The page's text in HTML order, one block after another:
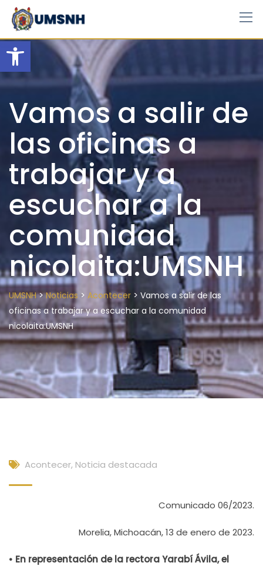
Open toolbar
Skip
content
Vamos a salir de
las oficinas a
trabajar y a
escuchar a la
comunidad
nicolaita:UMSNH
UMSNH>Noticias > Acontecer > Vamos a salir de las
oficinas a trabajar y a escuchar a la comunidad
nicolaita:UMSNH
Acontecer, Noticia destacada
Comunicado 06/2023.
Morelia, Michoacán, 13 de enero de 2023.
• En representación de la rectora Yarabí Ávila, el